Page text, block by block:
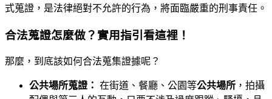
式蒐證，是法律絕對不允許的行為，將面臨嚴重的刑事責任。
合法蒐證怎麼做？實用指引看這裡！
那麼，到底該如何合法蒐集證據呢？
公共場所蒐證： 在街道、餐廳、公園等公共場所 ，拍攝